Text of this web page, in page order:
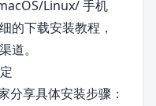
Linux/ 手机
的下载安装教程，
道。
分享具体安装步骤：